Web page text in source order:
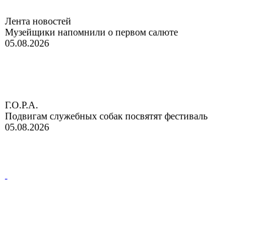
Лента новостей
Музейщики напомнили о первом салюте
05.08.2026
Г.О.Р.А.
Подвигам служебных собак посвятят фестиваль
05.08.2026